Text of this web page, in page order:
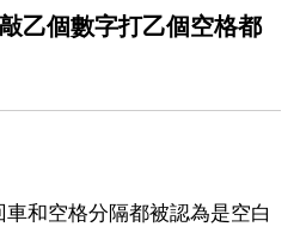
乙個數字打乙個空格都
和空格分隔都被認為是空白